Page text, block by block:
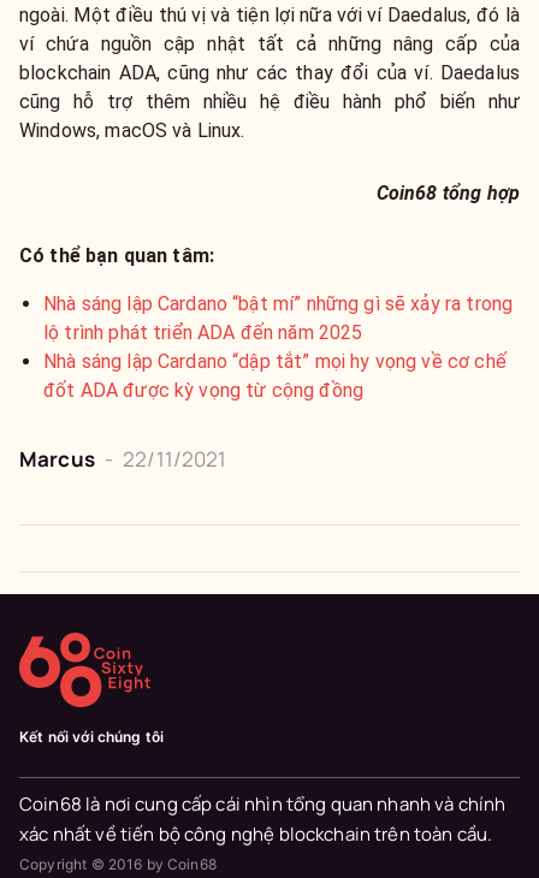
ngoài. Một điều thú vị và tiện lợi nữa với ví Daedalus, đó là
ví chứa nguồn cập nhật tất cả những nâng cấp của
blockchain ADA, cũng như các thay đổi của ví. Daedalus
cũng hỗ trợ thêm nhiều hệ điều hành phổ biến như
Windows, macOS và Linux.
Coin68 tổng hợp
Có thể bạn quan tâm:
Nhà sáng lập Cardano “bật mí” những gì sẽ xảy ra trong
lộ trình phát triển ADA đến năm 2025
Nhà sáng lập Cardano “dập tắt” mọi hy vọng về cơ chế
đốt ADA được kỳ vọng từ cộng đồng
Marcus - 22/11/2021
Kết nối với chúng tôi
Coin68 là nơi cung cấp cái nhìn tổng quan nhanh và chính
xác nhất về tiến bộ công nghệ blockchain trên toàn cầu.
Copyright © 2016 by Coin68